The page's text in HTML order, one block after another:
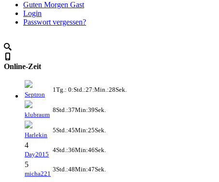
Guten Morgen Gast
Login
Passwort vergessen?
Online-Zeit
Septron
1Tg.: 0:Std.:27:Min.:28Sek.
klubraum
8Std.:37Min:39Sek.
Harlekin
5Std.:45Min:25Sek.
4
Day2015
4Std.:36Min:46Sek.
5
micha221
3Std.:48Min:47Sek.